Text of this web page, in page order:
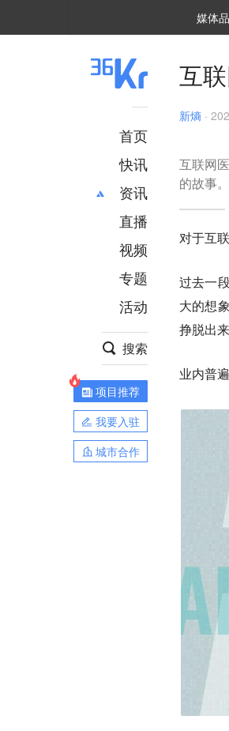
媒体
首页
快讯
资讯
推荐
财经
项目推荐
安徽
直播
视频
专题
活动
搜索
项目推荐
我要入驻
城市合作
互
新熵 ·
互联网
的故事。
对于互
过去一
大的想
挣脱出
业内普